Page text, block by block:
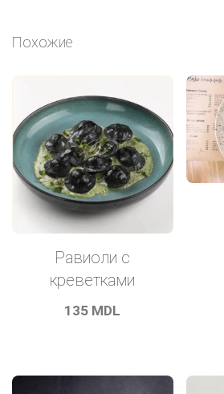
Похожие
Равиоли с
креветками
135 MDL